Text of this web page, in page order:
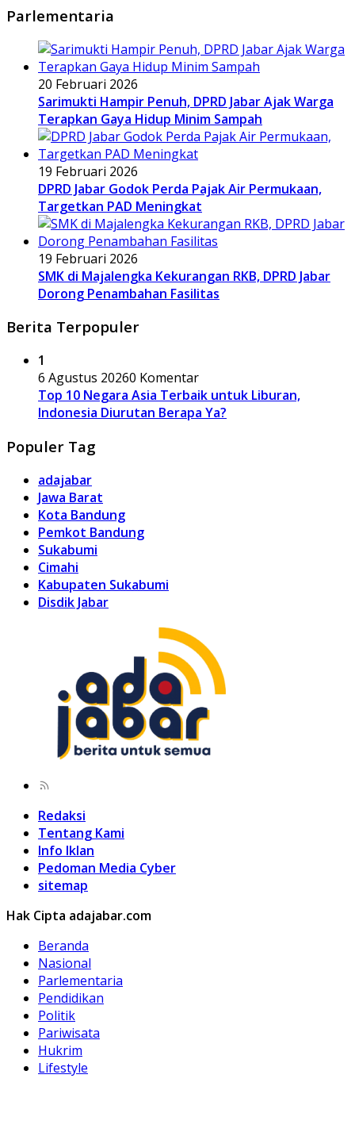
Parlementaria
20 Februari 2026
Sarimukti Hampir Penuh, DPRD Jabar Ajak Warga
Terapkan Gaya Hidup Minim Sampah
19 Februari 2026
DPRD Jabar Godok Perda Pajak Air Permukaan,
Targetkan PAD Meningkat
19 Februari 2026
SMK di Majalengka Kekurangan RKB, DPRD Jabar
Dorong Penambahan Fasilitas
Berita Terpopuler
1
6 Agustus 20260 Komentar
Top 10 Negara Asia Terbaik untuk Liburan,
Indonesia Diurutan Berapa Ya?
Populer Tag
adajabar
Jawa Barat
Kota Bandung
Pemkot Bandung
Sukabumi
Cimahi
Kabupaten Sukabumi
Disdik Jabar
Redaksi
Tentang Kami
Info Iklan
Pedoman Media Cyber
sitemap
Hak Cipta adajabar.com
Beranda
Nasional
Parlementaria
Pendidikan
Politik
Pariwisata
Hukrim
Lifestyle